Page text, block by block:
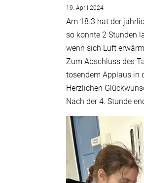
19. April 2024
Am 18.3 hat der
so konnte 2 Stunden
wenn sich Luft
Zum Abschluss des
tosendem Applaus in
Herzlichen
Nach der 4. Stunde